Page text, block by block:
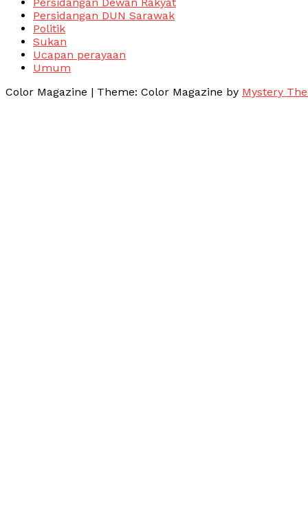
Persidangan DUN Sarawak
Politik
Sukan
Ucapan perayaan
Umum
Color Magazine | Theme: Color Magazine by Mystery